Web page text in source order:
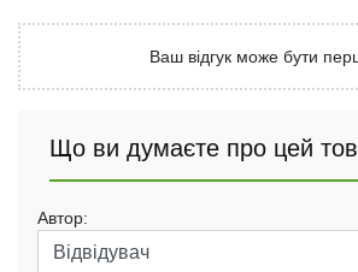
Ваш відгук може бути
Що ви думаєте про цей
Автор: